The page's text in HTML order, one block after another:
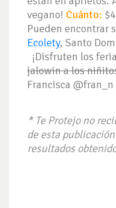
vegano! Cuánto:
Pueden encontrar
Ecolety, Santo
¡Disfruten los
jalowin a los
Francisca @fran_n
* Te Protejo no
de esta
resultados